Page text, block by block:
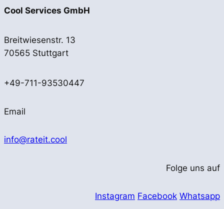
Cool Services GmbH
Breitwiesenstr. 13
70565 Stuttgart
+49-711-93530447
Email
info@rateit.cool
Folge uns auf
Instagram Facebook Whatsapp